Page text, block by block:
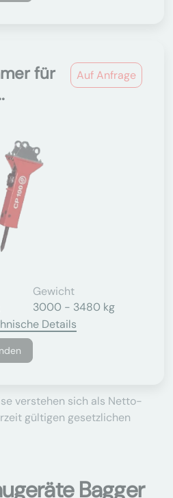
Auf Anfrage
für
Gewicht
3000 - 3480 kg
Details
verstehen sich als Netto-
gültigen gesetzlichen
Bagger